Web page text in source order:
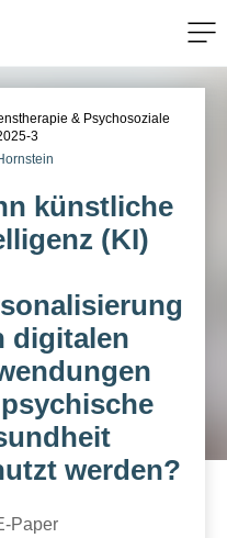
& Psychosoziale
3
künstliche
(KI)
digitalen
werden?
Paper